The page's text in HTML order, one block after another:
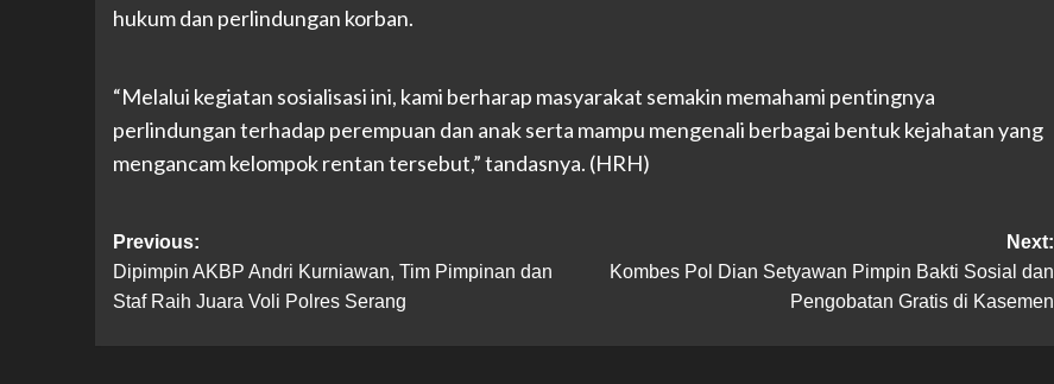
hukum dan perlindungan korban.
“Melalui kegiatan sosialisasi ini, kami berharap masyarakat semakin memahami pentingnya
perlindungan terhadap perempuan dan anak serta mampu mengenali berbagai bentuk kejahatan yang
mengancam kelompok rentan tersebut,” tandasnya. (HRH)
Post
navigation
Previous:
Dipimpin AKBP Andri Kurniawan, Tim Pimpinan dan
Staf Raih Juara Voli Polres Serang
Next:
Kombes Pol Dian Setyawan Pimpin Bakti Sosial dan
Pengobatan Gratis di Kasemen